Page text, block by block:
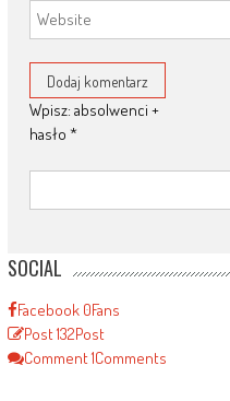
Wpisz: absolwenci +
hasło *
SOCIAL
Facebook 0Fans
Post132Post
Comment1Comments